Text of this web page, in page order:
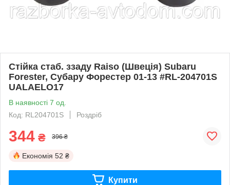
Стійка стаб. ззаду Raiso (Швеція) Subaru
Forester, Субару Форестер 01-13 #RL-204701S
UALAELO17
В наявності 7 од.
Код: RL204701S
Роздріб
344 ₴ 396 ₴
Економія 52 ₴
Купити